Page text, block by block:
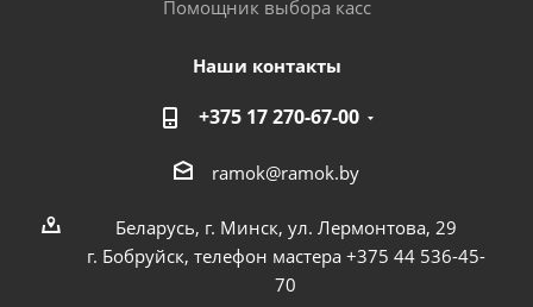
Помощник выбора касс
Наши контакты
+375 17 270-67-00
ramok@ramok.by
Беларусь, г. Минск, ул. Лермонтова, 29
г. Бобруйск, телефон мастера +375 44 536-45-
70